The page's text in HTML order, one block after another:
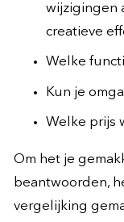
wijzigingen
creatieve
Welke
Kun je
Welke prijs
Om het je
beantwoorden,
vergelijking